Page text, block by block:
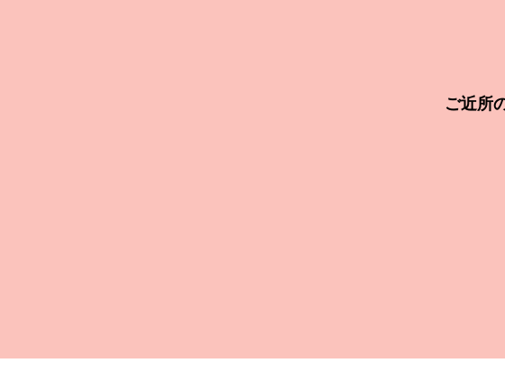
ご近所